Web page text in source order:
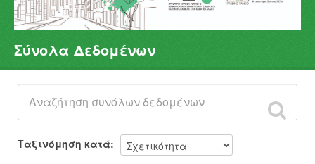
Σύνολα Δεδομένων
Φορείς
Ομάδες
Σχετικά
Σύνολα Δεδομένων
Ταξινόμηση κατά